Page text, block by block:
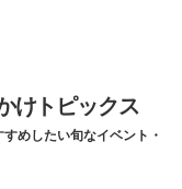
けトピックス
めしたい旬なイベント・